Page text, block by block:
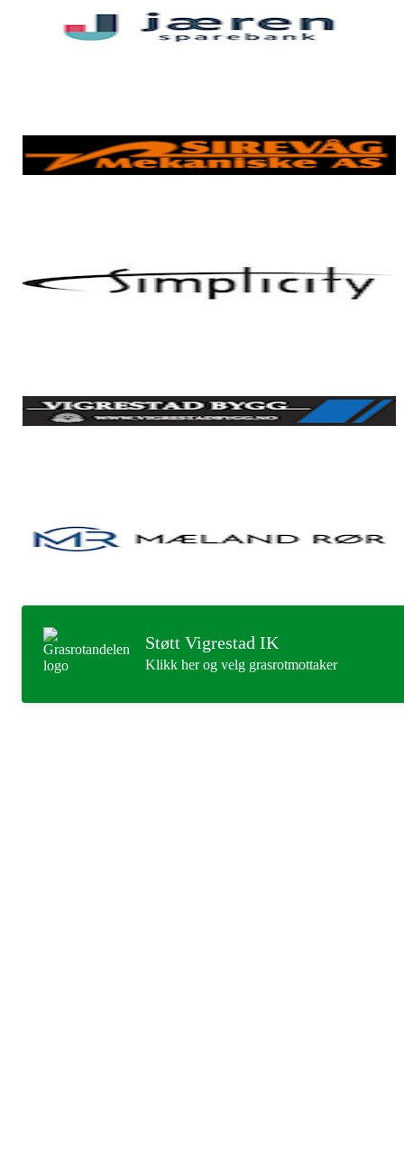
Støtt Vigrestad IK
Klikk her og velg grasrotmottaker